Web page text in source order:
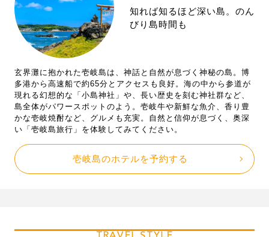
知れば知るほど深い島。のん
びり島時間も
玄界灘に抱かれた壱岐島は、神話と自然が息づく神秘の島。博
多港から高速船で約65分とアクセスも良好。海の中から参道が
現れる幻想的な「小島神社」や、長い歴史を刻む神社群など、
島全体がパワースポットのよう。壱岐牛や新鮮な魚介、香り豊
かな壱岐焼酎など、グルメも充実。自然と信仰が息づく、奥深
い「壱岐島旅行」を体験してみてください。
壱岐島のホテルを予約する